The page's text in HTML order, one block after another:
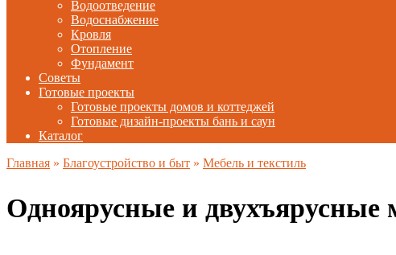
Водоотведение
Водоснабжение
Кровля
Отопление
Фундамент
Советы
Готовые проекты
Готовые проекты домов и коттеджей
Готовые дизайн-проекты бань и саун
Каталог
Главная » Благоустройство и быт » Мебель и текстиль
Одноярусные и двухъярусные